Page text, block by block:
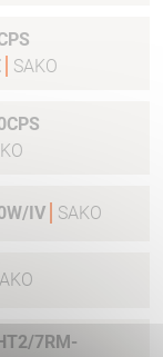
SAKO
IV SAKO
7RM-